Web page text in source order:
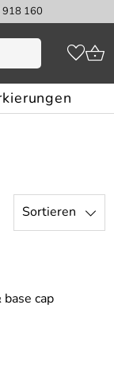
918 160
Sortieren
cap